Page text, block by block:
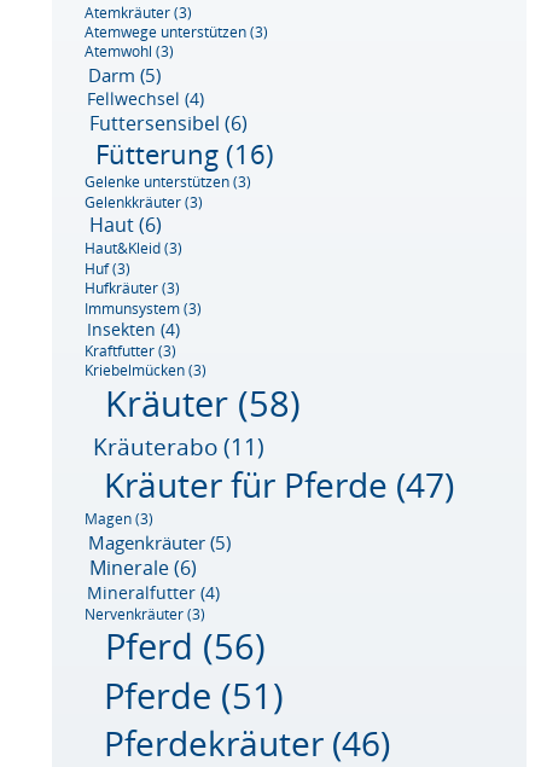
Atemkräuter(3)
Atemwege unterstützen(3)
Atemwohl (3)
Darm (5)
Fellwechsel (4)
Futtersensibel (6)
Fütterung (16)
Gelenke unterstützen(3)
Gelenkkräuter(3)
Haut(6)
Haut&Kleid(3)
Huf(3)
Hufkräuter(3)
Immunsystem(3)
Insekten (4)
Kraftfutter(3)
Kriebelmücken(3)
Kräuter (58)
Kräuterabo(11)
Kräuter für Pferde (47)
Magen(3)
Magenkräuter(5)
Minerale(6)
Mineralfutter(4)
Nervenkräuter(3)
Pferd (56)
Pferde (51)
Pferdekräuter(46)